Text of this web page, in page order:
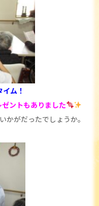
ム！
ントもありました
かがだったでしょうか。